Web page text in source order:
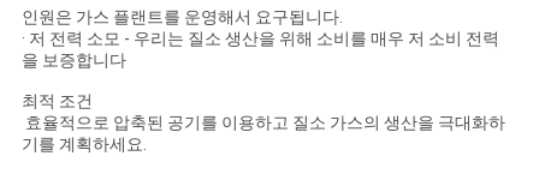
인
정
보
보
인원은 가스 플랜트를 운영해서 요구됩니다.
· 저 전력 소모 - 우리는 질소 생산을 위해 소비를 매우 저 소비 전력
을 보증합니다
최적 조건
효율적으로 압축된 공기를 이용하고 질소 가스의 생산을 극대화하
기를 계획하세요.